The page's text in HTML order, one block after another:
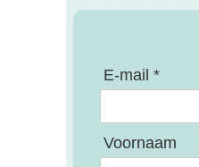
E-mail *
Voornaam